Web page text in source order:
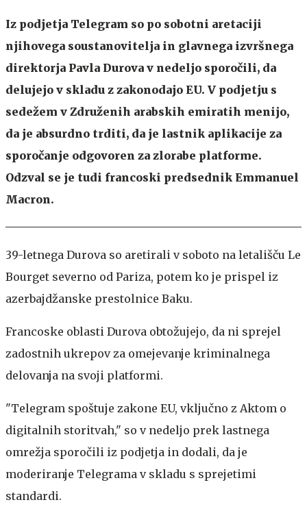
Iz podjetja Telegram so po sobotni aretaciji
njihovega soustanovitelja in glavnega izvršnega
direktorja Pavla Durova v nedeljo sporočili, da
delujejo v skladu z zakonodajo EU. V podjetju s
sedežem v Združenih arabskih emiratih menijo,
da je absurdno trditi, da je lastnik aplikacije za
sporočanje odgovoren za zlorabe platforme.
Odzval se je tudi francoski predsednik Emmanuel
Macron.
39-letnega Durova so aretirali v soboto na letališču Le
Bourget severno od Pariza, potem ko je prispel iz
azerbajdžanske prestolnice Baku.
Francoske oblasti Durova obtožujejo, da ni sprejel
zadostnih ukrepov za omejevanje kriminalnega
delovanja na svoji platformi.
"Telegram spoštuje zakone EU, vključno z Aktom o
digitalnih storitvah," so v nedeljo prek lastnega
omrežja sporočili iz podjetja in dodali, da je
moderiranje Telegrama v skladu s sprejetimi
standardi.